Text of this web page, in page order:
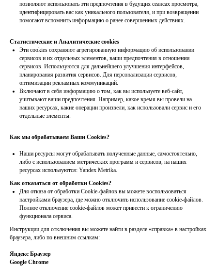
позволяют использовать эти предпочтения в будущих сеансах просмотра,
идентифицировать вас как уникального пользователя, и при возвращении
помогают вспомнить информацию о ранее совершенных действиях.
Статистические и Аналитические cookies
Эти cookies сохраняют агрегированную информацию об использовании
сервисов и их отдельных элементов, ваши предпочтения в отношении
сервисов. Используются для дальнейшего улучшения интерфейсов,
планирования развития сервисов. Для персонализации сервисов,
оптимизации рекламных коммуникаций.
Включают в себя информацию о том, как вы используете веб-сайт,
учитывают ваши предпочтения. Например, какое время вы провели на
наших ресурсах, какие операции произвели, как использовали сервис и его
отдельные элементы.
Как мы обрабатываем Ваши Cookies?
Наши ресурсы могут обрабатывать полученные данные, самостоятельно,
либо с использованием метрических программ и сервисов, на наших
ресурсах используются: Yandex Metrika.
Как отказаться от обработки Сookies?
Для отказа от обработки Сookie-файлов вы можете воспользоваться
настройками браузера, где можно отключить использование cookie-файлов.
Полное отключение cookie-файлов может привести к ограничению
функционала сервиса.
Инструкции для отключения вы можете найти в разделе «справка» в настройках
браузера, либо по внешним ссылкам:
Яндекс Браузер
Google Chrome